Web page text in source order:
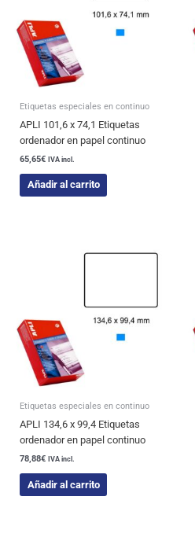
Etiquetas especiales en continuo
APLI 101,6 x 74,1 Etiquetas
ordenador en papel continuo
65,65€ IVA incl.
Añadir al carrito
Etiquetas especiales en continuo
APLI 134,6 x 99,4 Etiquetas
ordenador en papel continuo
78,88€ IVA incl.
Añadir al carrito